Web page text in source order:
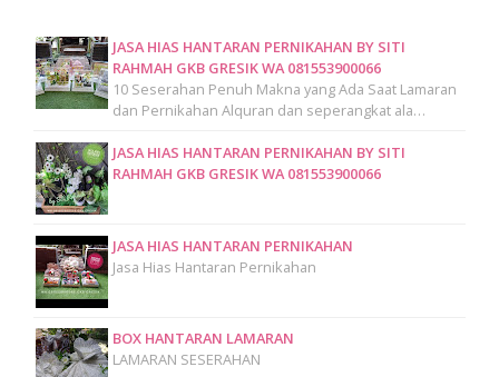
JASA HIAS HANTARAN PERNIKAHAN BY SITI
RAHMAH GKB GRESIK WA 081553900066
10 Seserahan Penuh Makna yang Ada Saat Lamaran
dan Pernikahan Alquran dan seperangkat ala…
JASA HIAS HANTARAN PERNIKAHAN BY SITI
RAHMAH GKB GRESIK WA 081553900066
JASA HIAS HANTARAN PERNIKAHAN
Jasa Hias Hantaran Pernikahan
BOX HANTARAN LAMARAN
LAMARAN SESERAHAN